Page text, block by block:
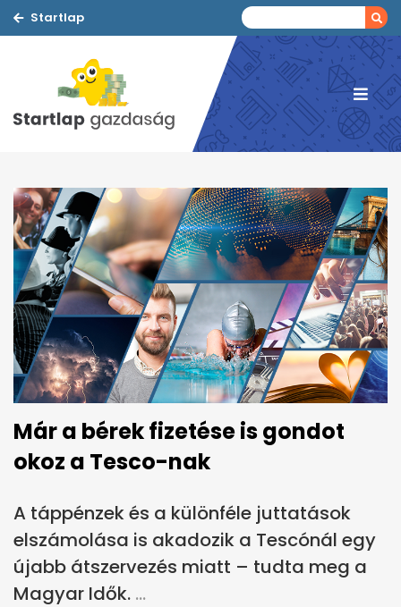
Startlap
Már a bérek fizetése is gondot
okoz a Tesco-nak
A táppénzek és a különféle juttatások
elszámolása is akadozik a Tescónál egy
újabb átszervezés miatt – tudta meg a
Magyar Idők.